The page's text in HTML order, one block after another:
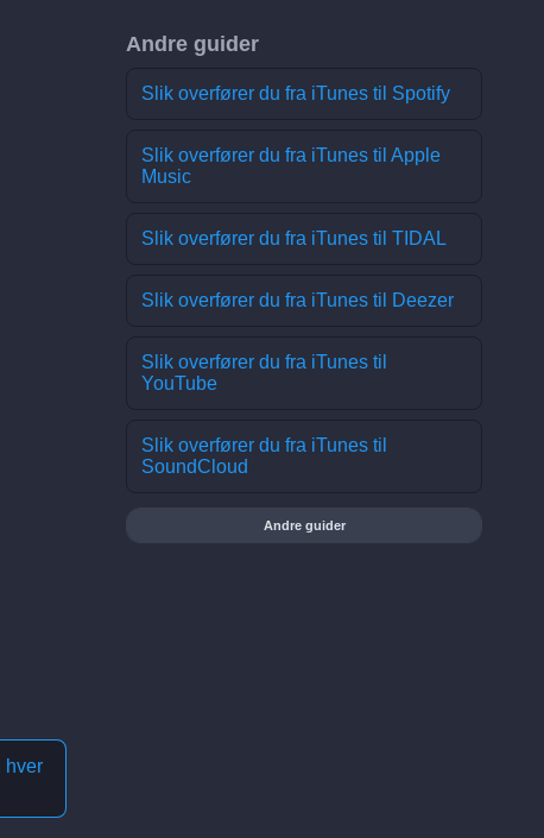
hver
Andre guider
Slik overfører du fra iTunes til Spotify
Slik overfører du fra iTunes til Apple
Music
Slik overfører du fra iTunes til TIDAL
Slik overfører du fra iTunes til Deezer
Slik overfører du fra iTunes til
YouTube
Slik overfører du fra iTunes til
SoundCloud
Andre guider